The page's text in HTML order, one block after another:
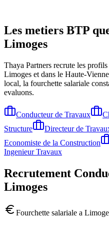
Les metiers BTP
Limoges
Thaya Partners recrute les
Limoges et dans le Haute-Vienne
local, la fourchette salariale
evaluons.
Conducteur de Travaux
Structure
Directeur de
Economiste de la Construction
Ingenieur Travaux
Recrutement
Limoges
Fourchette salariale a